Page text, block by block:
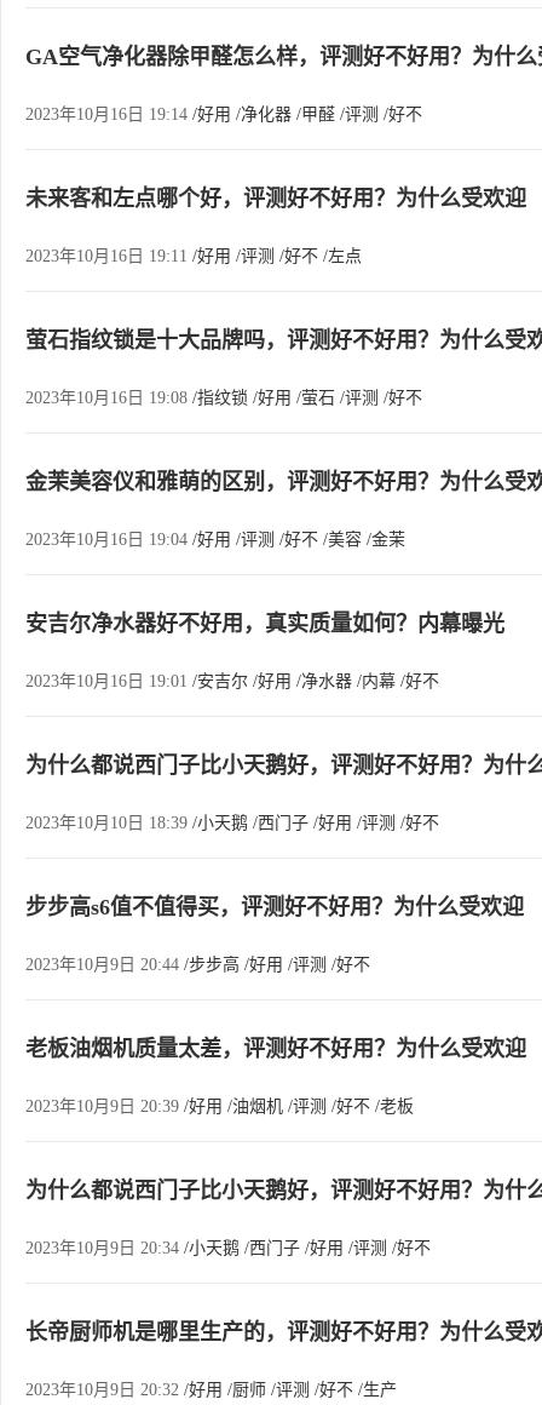
GA空气净化器除甲醛怎么样，评测好不好用？为什
2023年10月16日 19:14 /好用 /净化器 /甲醛 /评测 /好不
未来客和左点哪个好，评测好不好用？为什么受欢迎
2023年10月16日 19:11 /好用 /评测 /好不 /左点
萤石指纹锁是十大品牌吗，评测好不好用？为什么受
2023年10月16日 19:08 /指纹锁 /好用 /萤石 /评测 /好不
金茉美容仪和雅萌的区别，评测好不好用？为什么受
2023年10月16日 19:04 /好用 /评测 /好不 /美容 /金茉
安吉尔净水器好不好用，真实质量如何？内幕曝光
2023年10月16日 19:01 /安吉尔 /好用 /净水器 /内幕 /好不
为什么都说西门子比小天鹅好，评测好不好用？为什
2023年10月10日 18:39 /小天鹅 /西门子 /好用 /评测 /好不
步步高s6值不值得买，评测好不好用？为什么受欢迎
2023年10月9日 20:44 /步步高 /好用 /评测 /好不
老板油烟机质量太差，评测好不好用？为什么受欢迎
2023年10月9日 20:39 /好用 /油烟机 /评测 /好不 /老板
为什么都说西门子比小天鹅好，评测好不好用？为什
2023年10月9日 20:34 /小天鹅 /西门子 /好用 /评测 /好不
长帝厨师机是哪里生产的，评测好不好用？为什么受
2023年10月9日 20:32 /好用 /厨师 /评测 /好不 /生产